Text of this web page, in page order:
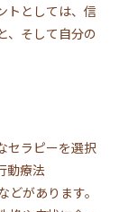
トとしては、信
、そして自分の
セラピーを選択
動療法
どがあります。